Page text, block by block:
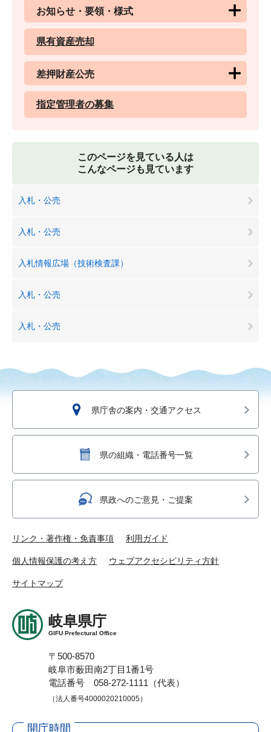
お知らせ・要領・様式
県有資産売却
差押財産公売
指定管理者の募集
このページを見ている人は
こんなページも見ています
入札・公売
入札・公売
入札情報広場（技術検査課）
入札・公売
入札・公売
県庁舎の案内・交通アクセス
県の組織・電話番号一覧
県政へのご意見・ご提案
リンク・著作権・免責事項 利用ガイド
個人情報保護の考え方 ウェブアクセシビリティ方針
サイトマップ
岐阜県庁
GIFU Prefectural Office
〒500-8570
岐阜市薮田南2丁目1番1号
電話番号 058-272-1111（代表）
（法人番号4000020210005）
開庁時間